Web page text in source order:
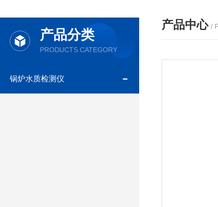
产品分类
PRODUCTS CATEGORY
锅炉水质检测仪
产品中心 /